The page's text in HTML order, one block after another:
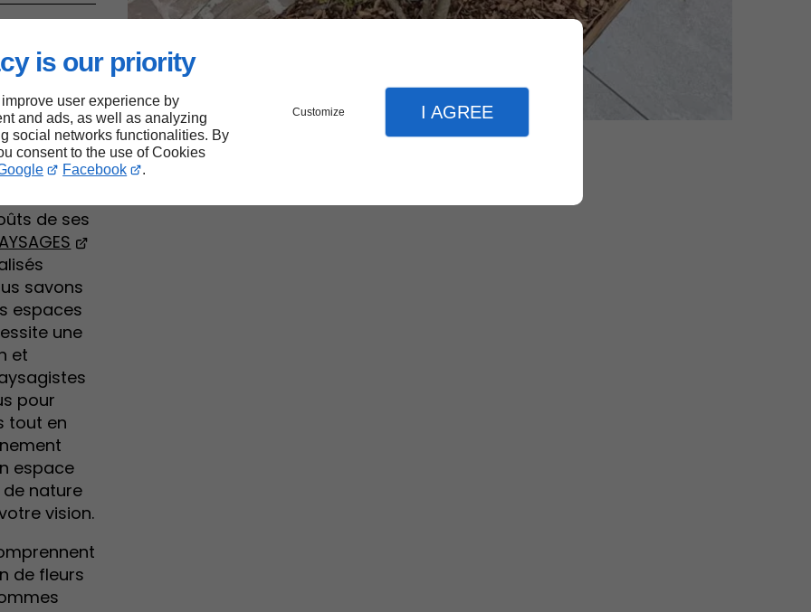
is our priority
user experience by
and ads, as well as analyzing
social networks functionalities. By
consent to the use of Cookies
Facebook .
Customize I AGREE
est
de ses
savons
espaces
une
et
pour
tout en
espace
nature
vision.
de fleurs